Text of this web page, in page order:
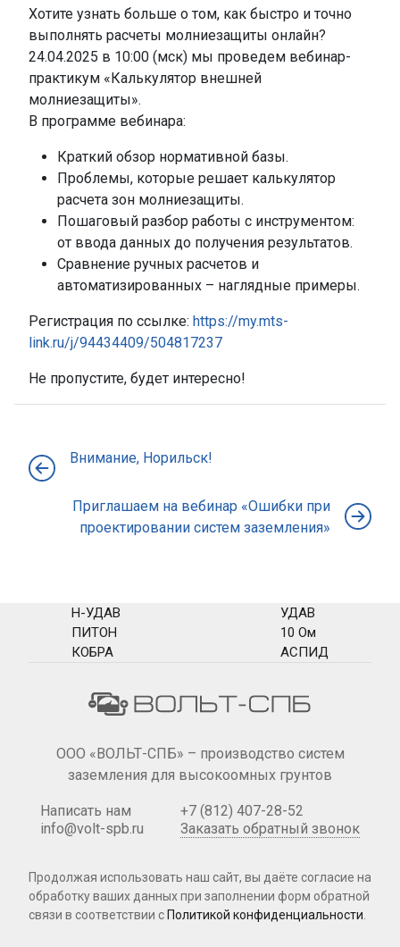
Хотите узнать больше о том, как быстро и точно
выполнять расчеты молниезащиты онлайн?
24.04.2025 в 10:00 (мск) мы проведем вебинар-
практикум «Калькулятор внешней
молниезащиты».
В программе вебинара:
Краткий обзор нормативной базы.
Проблемы, которые решает калькулятор
расчета зон молниезащиты.
Пошаговый разбор работы с инструментом:
от ввода данных до получения результатов.
Сравнение ручных расчетов и
автоматизированных – наглядные примеры.
Регистрация по ссылке: https://my.mts-
link.ru/j/94434409/504817237
Не пропустите, будет интересно!
Внимание, Норильск!
Приглашаем на вебинар «Ошибки при
проектировании систем заземления»
Н-УДАВ
ПИТОН
КОБРА
УДАВ
10 Ом
АСПИД
ООО «ВОЛЬТ-СПБ» – производство систем
заземления для высокоомных грунтов
Написать нам
info@volt-spb.ru
+7 (812) 407-28-52
Заказать обратный звонок
Продолжая использовать наш сайт, вы даёте согласие на
обработку ваших данных при заполнении форм обратной
связи в соответствии с Политикой конфиденциальности.